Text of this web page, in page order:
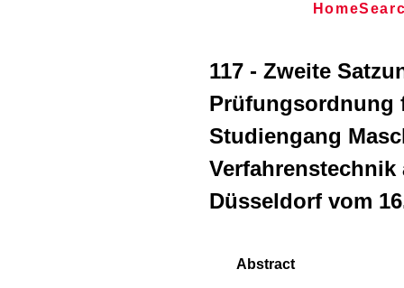
Home
117 - Zweite
Prüfungsordnung
Studiengang
Düsseldorf vom